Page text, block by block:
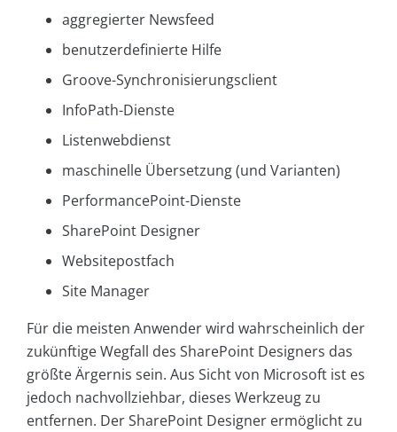
aggregierter Newsfeed
benutzerdefinierte Hilfe
Groove-Synchronisierungsclient
InfoPath-Dienste
Listenwebdienst
maschinelle Übersetzung (und Varianten)
PerformancePoint-Dienste
SharePoint Designer
Websitepostfach
Site Manager
Für die meisten Anwender wird wahrscheinlich der
zukünftige Wegfall des SharePoint Designers das
größte Ärgernis sein. Aus Sicht von Microsoft ist es
jedoch nachvollziehbar, dieses Werkzeug zu
entfernen. Der SharePoint Designer ermöglicht zu